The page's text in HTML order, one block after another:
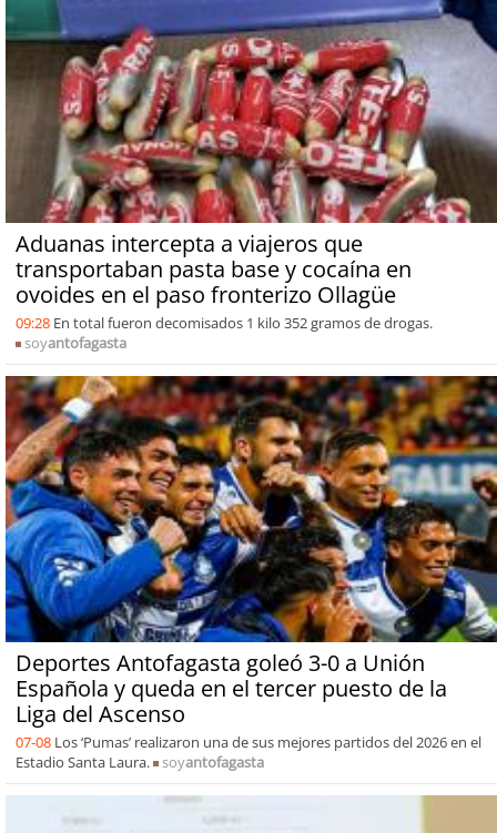
Aduanas intercepta a viajeros que
transportaban pasta base y cocaína en
ovoides en el paso fronterizo Ollagüe
09:28 En total fueron decomisados 1 kilo 352 gramos de drogas.
soyantofagasta
Deportes Antofagasta goleó 3-0 a Unión
Española y queda en el tercer puesto de la
Liga del Ascenso
07-08 Los ‘Pumas’ realizaron una de sus mejores partidos del 2026 en el
Estadio Santa Laura.
soyantofagasta